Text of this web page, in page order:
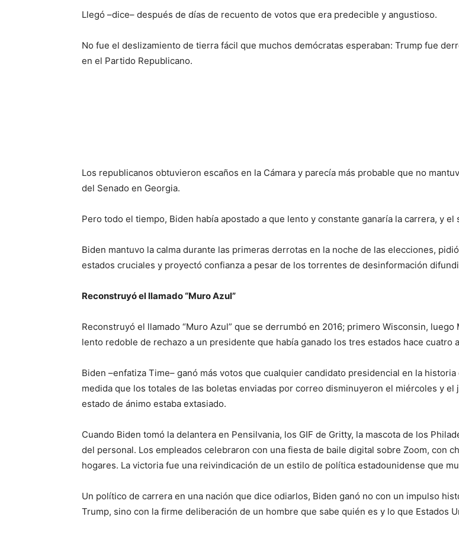
Llegó –dice– después de días de recuento de votos que era predecible y angustioso.
No fue el deslizamiento de tierra fácil que muchos demócratas esperaban: Trump fue
en el Partido Republicano.
Los republicanos obtuvieron escaños en la Cámara y parecía más probable que no
del Senado en Georgia.
Pero todo el tiempo, Biden había apostado a que lento y constante ganaría la carrera, y
Biden mantuvo la calma durante las primeras derrotas en la noche de las elecciones,
estados cruciales y proyectó confianza a pesar de los torrentes de desinformación
Reconstruyó el llamado “Muro Azul”
Reconstruyó el llamado “Muro Azul” que se derrumbó en 2016; primero Wisconsin,
lento redoble de rechazo a un presidente que había ganado los tres estados hace cuatro
Biden –enfatiza Time– ganó más votos que cualquier candidato presidencial en la
medida que los totales de las boletas enviadas por correo disminuyeron el miércoles y
estado de ánimo estaba extasiado.
Cuando Biden tomó la delantera en Pensilvania, los GIF de Gritty, la mascota de los
del personal. Los empleados celebraron con una fiesta de baile digital sobre Zoom, con
hogares. La victoria fue una reivindicación de un estilo de política estadounidense que
Un político de carrera en una nación que dice odiarlos, Biden ganó no con un impulso
Trump, sino con la firme deliberación de un hombre que sabe quién es y lo que Estados